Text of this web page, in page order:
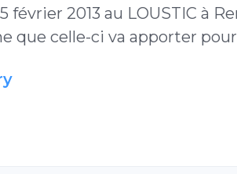
février 2013 au LOUSTIC à
que celle-ci va apporter